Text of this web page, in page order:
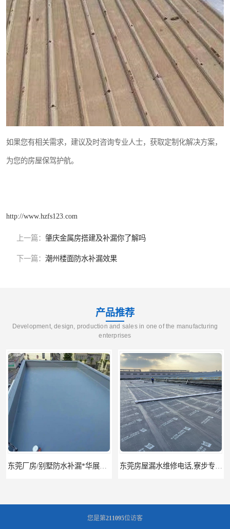
如果您有相关需求，建议及时咨询专业人士，获取定制化解决方案，
为您的房屋保驾护航。
http://www.hzfs123.com
上一篇： 肇庆金属房搭建及补漏你了解吗
下一篇： 潮州楼面防水补漏效果
产品推荐
Development, design, production and sales in one of the manufacturing
enterprises
您是第211095位访客